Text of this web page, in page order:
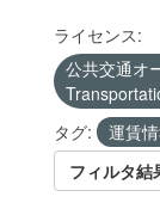
ライセンス:
公共交通オ
タグ:
運賃
フィルタ結